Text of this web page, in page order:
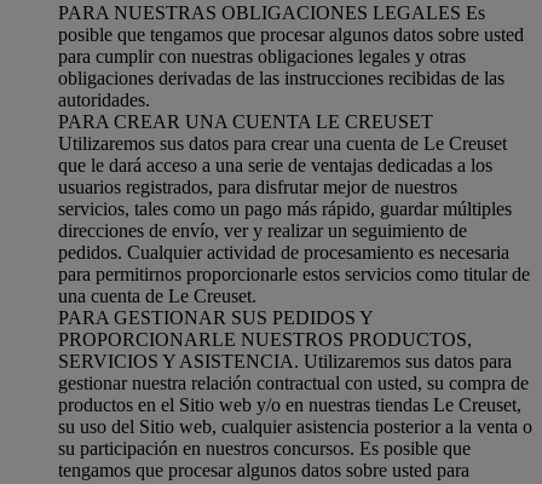
PARA NUESTRAS OBLIGACIONES LEGALES Es
posible que tengamos que procesar algunos datos sobre usted
para cumplir con nuestras obligaciones legales y otras
obligaciones derivadas de las instrucciones recibidas de las
autoridades.
PARA CREAR UNA CUENTA LE CREUSET
Utilizaremos sus datos para crear una cuenta de Le Creuset
que le dará acceso a una serie de ventajas dedicadas a los
usuarios registrados, para disfrutar mejor de nuestros
servicios, tales como un pago más rápido, guardar múltiples
direcciones de envío, ver y realizar un seguimiento de
pedidos. Cualquier actividad de procesamiento es necesaria
para permitirnos proporcionarle estos servicios como titular de
una cuenta de Le Creuset.
PARA GESTIONAR SUS PEDIDOS Y
PROPORCIONARLE NUESTROS PRODUCTOS,
SERVICIOS Y ASISTENCIA. Utilizaremos sus datos para
gestionar nuestra relación contractual con usted, su compra de
productos en el Sitio web y/o en nuestras tiendas Le Creuset,
su uso del Sitio web, cualquier asistencia posterior a la venta o
su participación en nuestros concursos. Es posible que
tengamos que procesar algunos datos sobre usted para